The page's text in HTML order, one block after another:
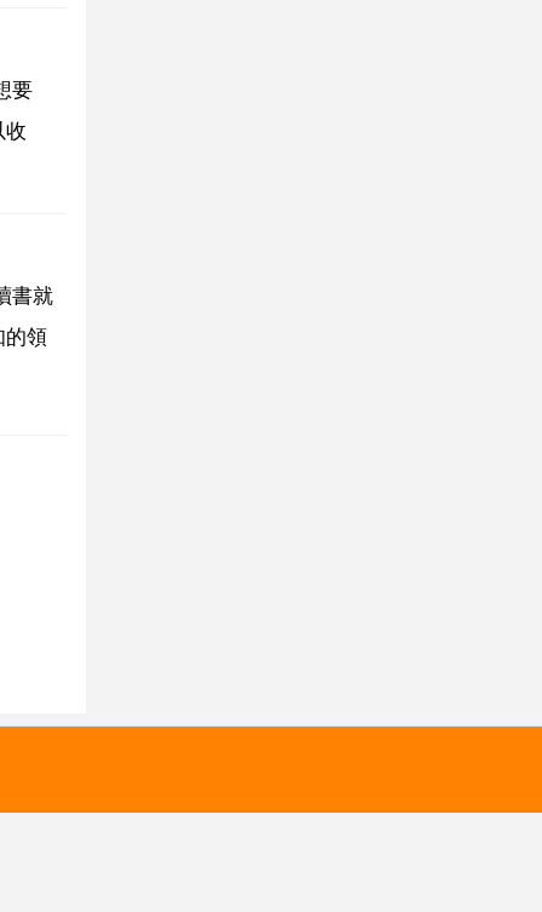
要
收
書就
的領